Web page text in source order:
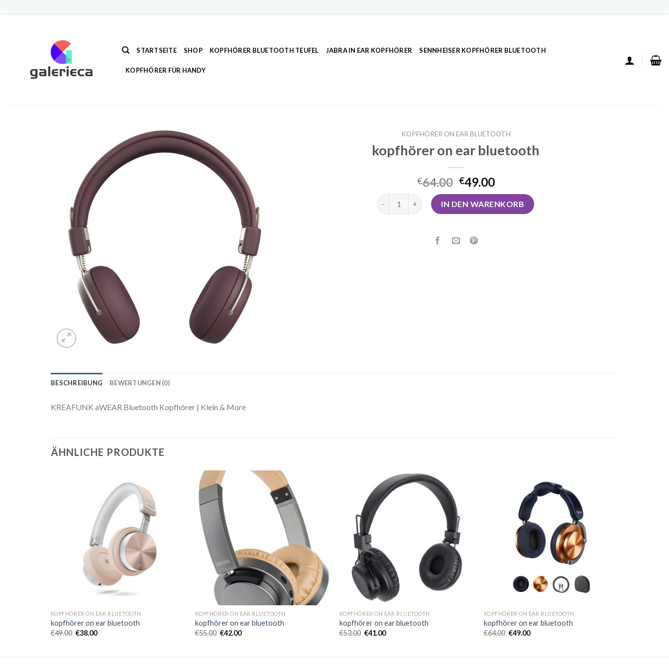
STARTSEITE SHOP KOPFHÖRER BLUETOOTH TEUFEL JABRA IN EAR KOPFHÖRER SENNHEISER KOPFHÖRER BLUETOOTH
KOPFHÖRER FÜR HANDY
KOPFHÖRER ON EAR BLUETOOTH
kopfhörer on ear bluetooth
€64.00 €49.00
kopfhörer on ear bluetooth Menge
IN DEN WARENKORB
BESCHREIBUNG BEWERTUNGEN (0)
KREAFUNK aWEAR Bluetooth Kopfhörer | Klein & More
ÄHNLICHE PRODUKTE
KOPFHÖRER ON EAR BLUETOOTH
kopfhörer on ear bluetooth
€49.00 €38.00
KOPFHÖRER ON EAR BLUETOOTH
kopfhörer on ear bluetooth
€55.00 €42.00
KOPFHÖRER ON EAR BLUETOOTH
kopfhörer on ear bluetooth
€53.00 €41.00
KOPFHÖRER ON EAR BLUETOOTH
kopfhörer on ear bluetooth
€64.00 €49.00